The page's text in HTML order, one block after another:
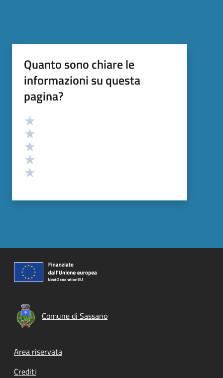
Quanto sono chiare le
informazioni su questa
pagina?
Valutazione
Comune di Sassano
Footer menu
Area riservata
Crediti